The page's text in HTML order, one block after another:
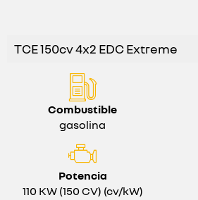
TCE 150cv 4x2 EDC Extreme
Combustible
gasolina
Potencia
110 KW (150 CV) (cv/kW)